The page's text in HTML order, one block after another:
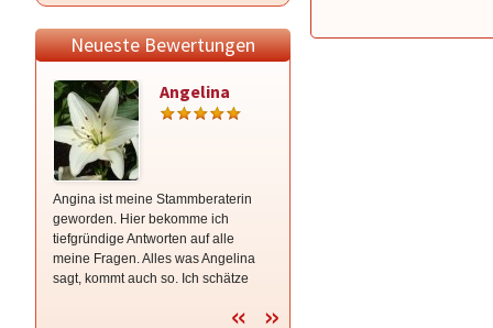
Neueste Bewertungen
Angelina
Angina ist meine Stammberaterin
geworden. Hier bekomme ich
tiefgründige Antworten auf alle
meine Fragen. Alles was Angelina
sagt, kommt auch so. Ich schätze